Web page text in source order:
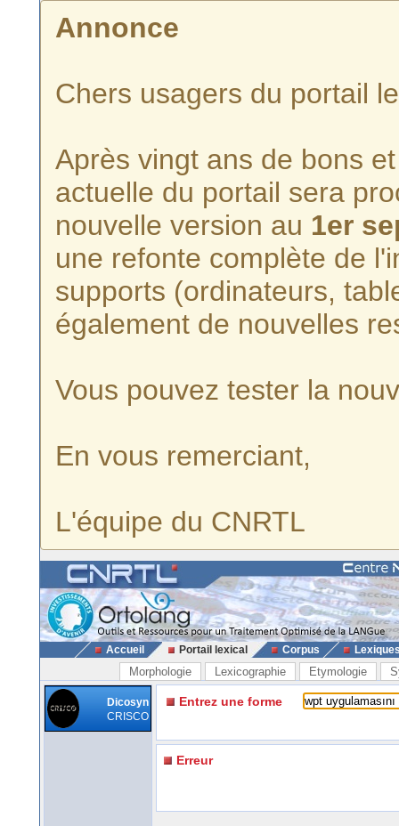
Annonce
Chers usagers du portail
Après vingt ans de bons
actuelle du portail sera
nouvelle version au 1er
une refonte complète de
supports (ordinateurs,
également de nouvelles
Vous pouvez tester la
En vous remerciant,
L'équipe du CNRTL
Accueil Portail lexical Corpus
Morphologie Lexicographie Etymologie
Dicosyn
CRISCO
Entrez une forme
Erreur